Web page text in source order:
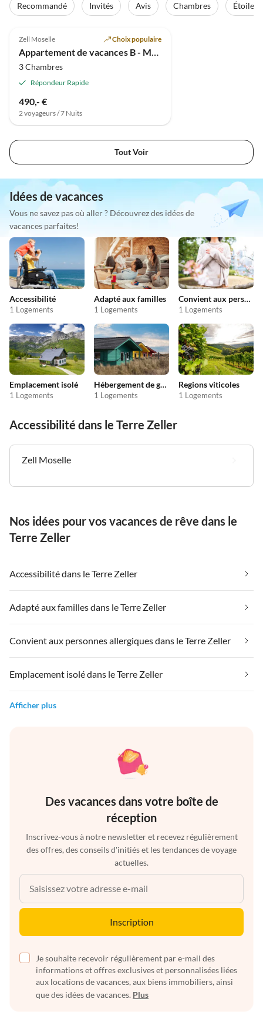
Recommandé Invités Avis Chambres Étoiles
Meilleure
Zell Moselle Choix populaire
3 Chambres
Répondeur Rapide
490,- €
2 voyageurs / 7 Nuits
Tout Voir
Idées de vacances
Vous ne savez pas où aller ? Découvrez des idées de
vacances parfaites!
Accessibilité
1 Logements
Adapté aux familles
1 Logements
Convient aux personnes allergiques
1 Logements
Emplacement isolé
1 Logements
Hébergement de groupe
1 Logements
Regions viticoles
1 Logements
Accessibilité dans le Terre Zeller
Zell Moselle
Nos idées pour vos vacances de rêve dans le
Terre Zeller
Accessibilité dans le Terre Zeller
Adapté aux familles dans le Terre Zeller
Convient aux personnes allergiques dans le Terre Zeller
Emplacement isolé dans le Terre Zeller
Afficher plus
Des vacances dans votre boîte de
réception
Inscrivez-vous à notre newsletter et recevez régulièrement
des offres, des conseils d'initiés et les tendances de voyage
actuelles.
Inscription
Je souhaite recevoir régulièrement par e-mail des
informations et offres exclusives et personnalisées liées
aux locations de vacances, aux biens immobiliers, ainsi
que des idées de vacances. Plus